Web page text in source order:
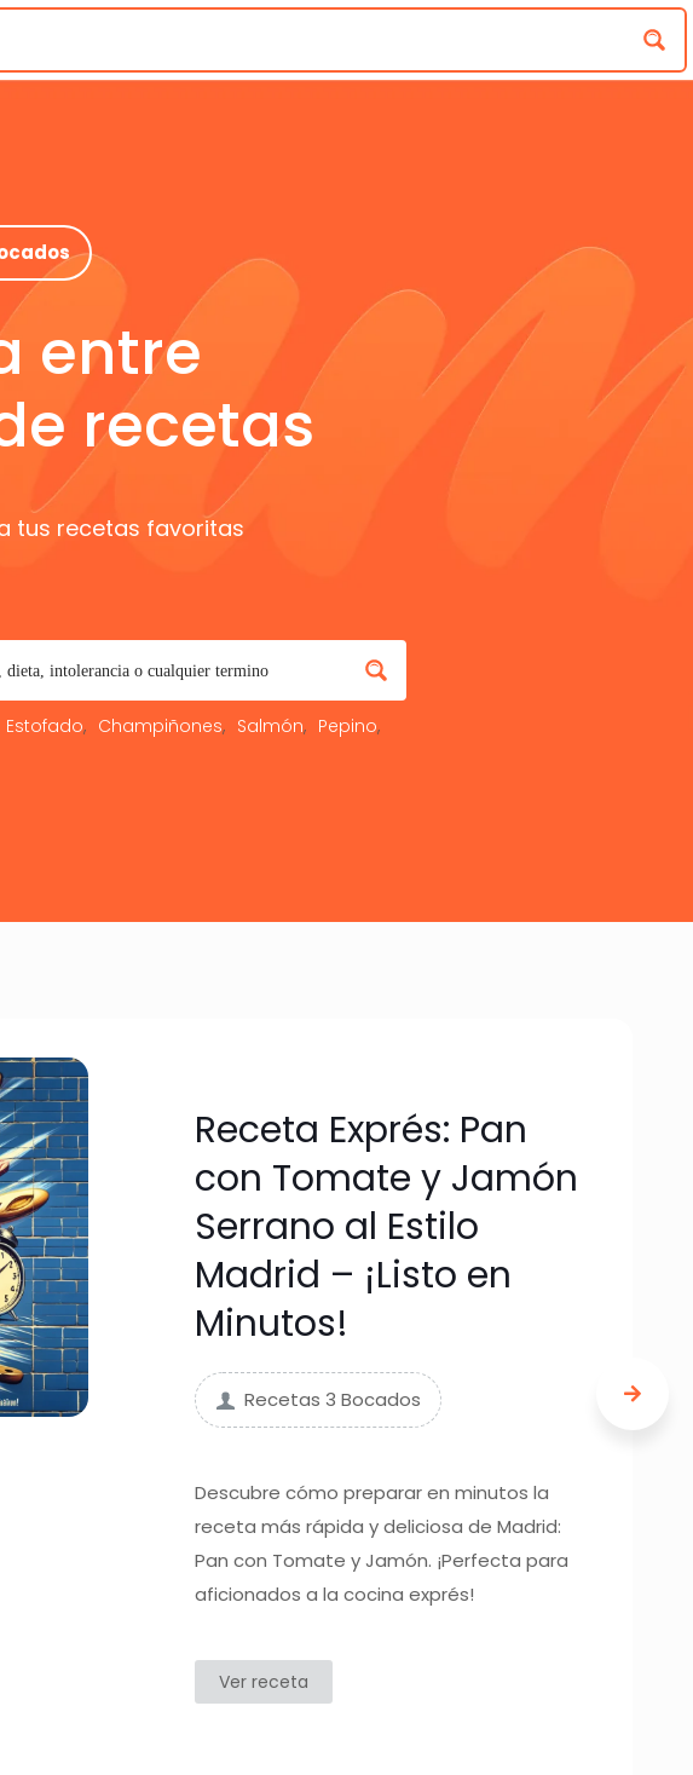
entre
recetas
tus recetas favoritas
Estofado Champiñones Salmón
Pepino
Receta Exprés: Pan
con Tomate y Jamón
Serrano al Estilo
Madrid – ¡Listo en
Minutos!
Recetas 3 Bocados
Descubre cómo preparar en minutos la
receta más rápida y deliciosa de Madrid:
Pan con Tomate y Jamón. ¡Perfecta para
aficionados a la cocina exprés!
Ver receta